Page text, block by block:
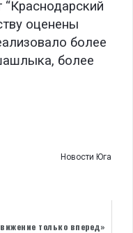
оценены
более
более
Новости Юга
только вперед»